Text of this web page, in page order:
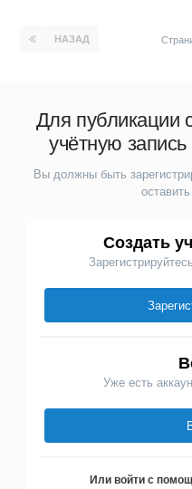
НАЗАД
Для публикации
учётную
Вы должны быть
Создать
Уже есть
Или войти с